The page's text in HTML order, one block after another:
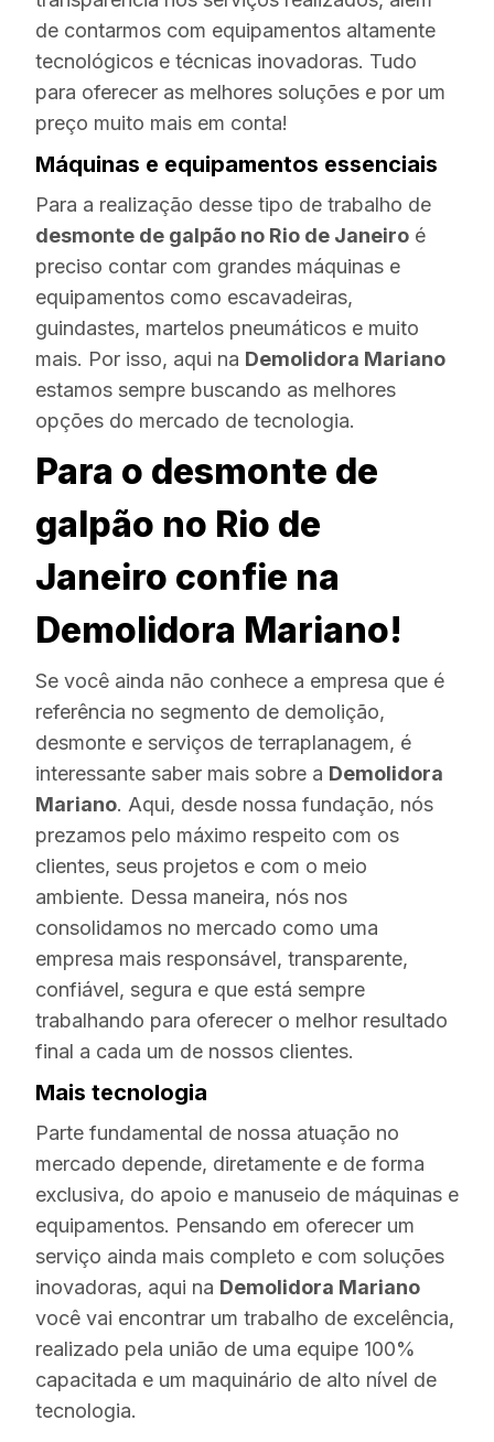
de contarmos com equipamentos altamente
tecnológicos e técnicas inovadoras. Tudo
para oferecer as melhores soluções e por um
preço muito mais em conta!
Máquinas e equipamentos essenciais
Para a realização desse tipo de trabalho de
desmonte de galpão no Rio de Janeiro é
preciso contar com grandes máquinas e
equipamentos como escavadeiras,
guindastes, martelos pneumáticos e muito
mais. Por isso, aqui na Demolidora Mariano
estamos sempre buscando as melhores
opções do mercado de tecnologia.
Para o desmonte de
galpão no Rio de
Janeiro confie na
Demolidora Mariano!
Se você ainda não conhece a empresa que é
referência no segmento de demolição,
desmonte e serviços de terraplanagem, é
interessante saber mais sobre a Demolidora
Mariano. Aqui, desde nossa fundação, nós
prezamos pelo máximo respeito com os
clientes, seus projetos e com o meio
ambiente. Dessa maneira, nós nos
consolidamos no mercado como uma
empresa mais responsável, transparente,
confiável, segura e que está sempre
trabalhando para oferecer o melhor resultado
final a cada um de nossos clientes.
Mais tecnologia
Parte fundamental de nossa atuação no
mercado depende, diretamente e de forma
exclusiva, do apoio e manuseio de máquinas e
equipamentos. Pensando em oferecer um
serviço ainda mais completo e com soluções
inovadoras, aqui na Demolidora Mariano
você vai encontrar um trabalho de excelência,
realizado pela união de uma equipe 100%
capacitada e um maquinário de alto nível de
tecnologia.